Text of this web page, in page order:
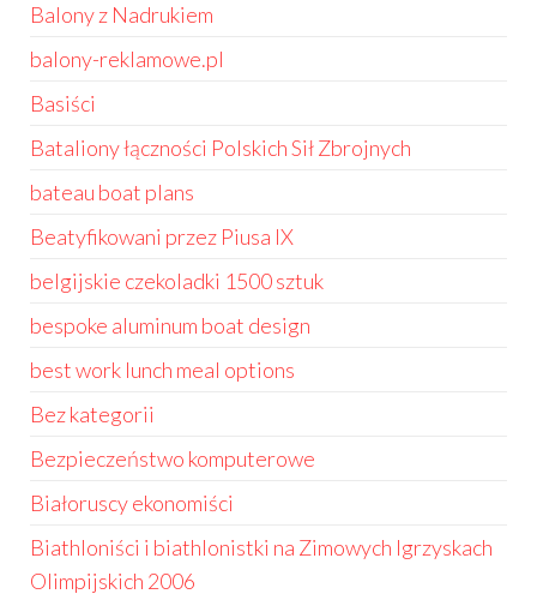
Balony z Nadrukiem
balony-reklamowe.pl
Basiści
Bataliony łączności Polskich Sił Zbrojnych
bateau boat plans
Beatyfikowani przez Piusa IX
belgijskie czekoladki 1500 sztuk
bespoke aluminum boat design
best work lunch meal options
Bez kategorii
Bezpieczeństwo komputerowe
Białoruscy ekonomiści
Biathloniści i biathlonistki na Zimowych Igrzyskach
Olimpijskich 2006